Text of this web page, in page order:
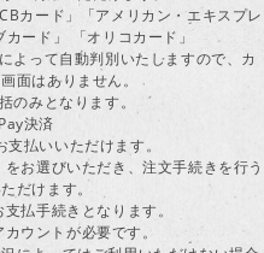
カード」「アメリカン・エキスプレ
ード」 「オリコカード」
よって自動判別いたしますので、カ
面はありません。
のみとなります。
決済
払いいただけます。
お選びいただき、注文手続きを行う
だけます。
払手続きとなります。
ウントが必要です。